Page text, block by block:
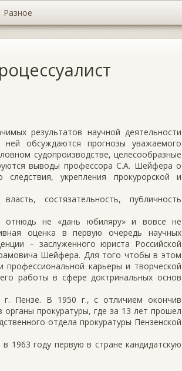
Разное
результатов научной деятельности
обсуждаются прогнозы уважаемого
судопроизводстве, целесообразные
выводы профессора С.А. Шейфера о
укрепления прокурорской и
состязательность, публичность
отнюдь не «дань юбиляру» и вовсе не
оценка в первую очередь научных
– заслуженного юриста Российской
Шейфера. Для того чтобы в этом
карьеры и творческой
работы в сфере доктринальных основ
Пензе. В 1950 г., с отличием окончив
прокуратуры, где за 13 лет прошел
отдела прокуратуры Пензенской
году первую в стране кандидатскую